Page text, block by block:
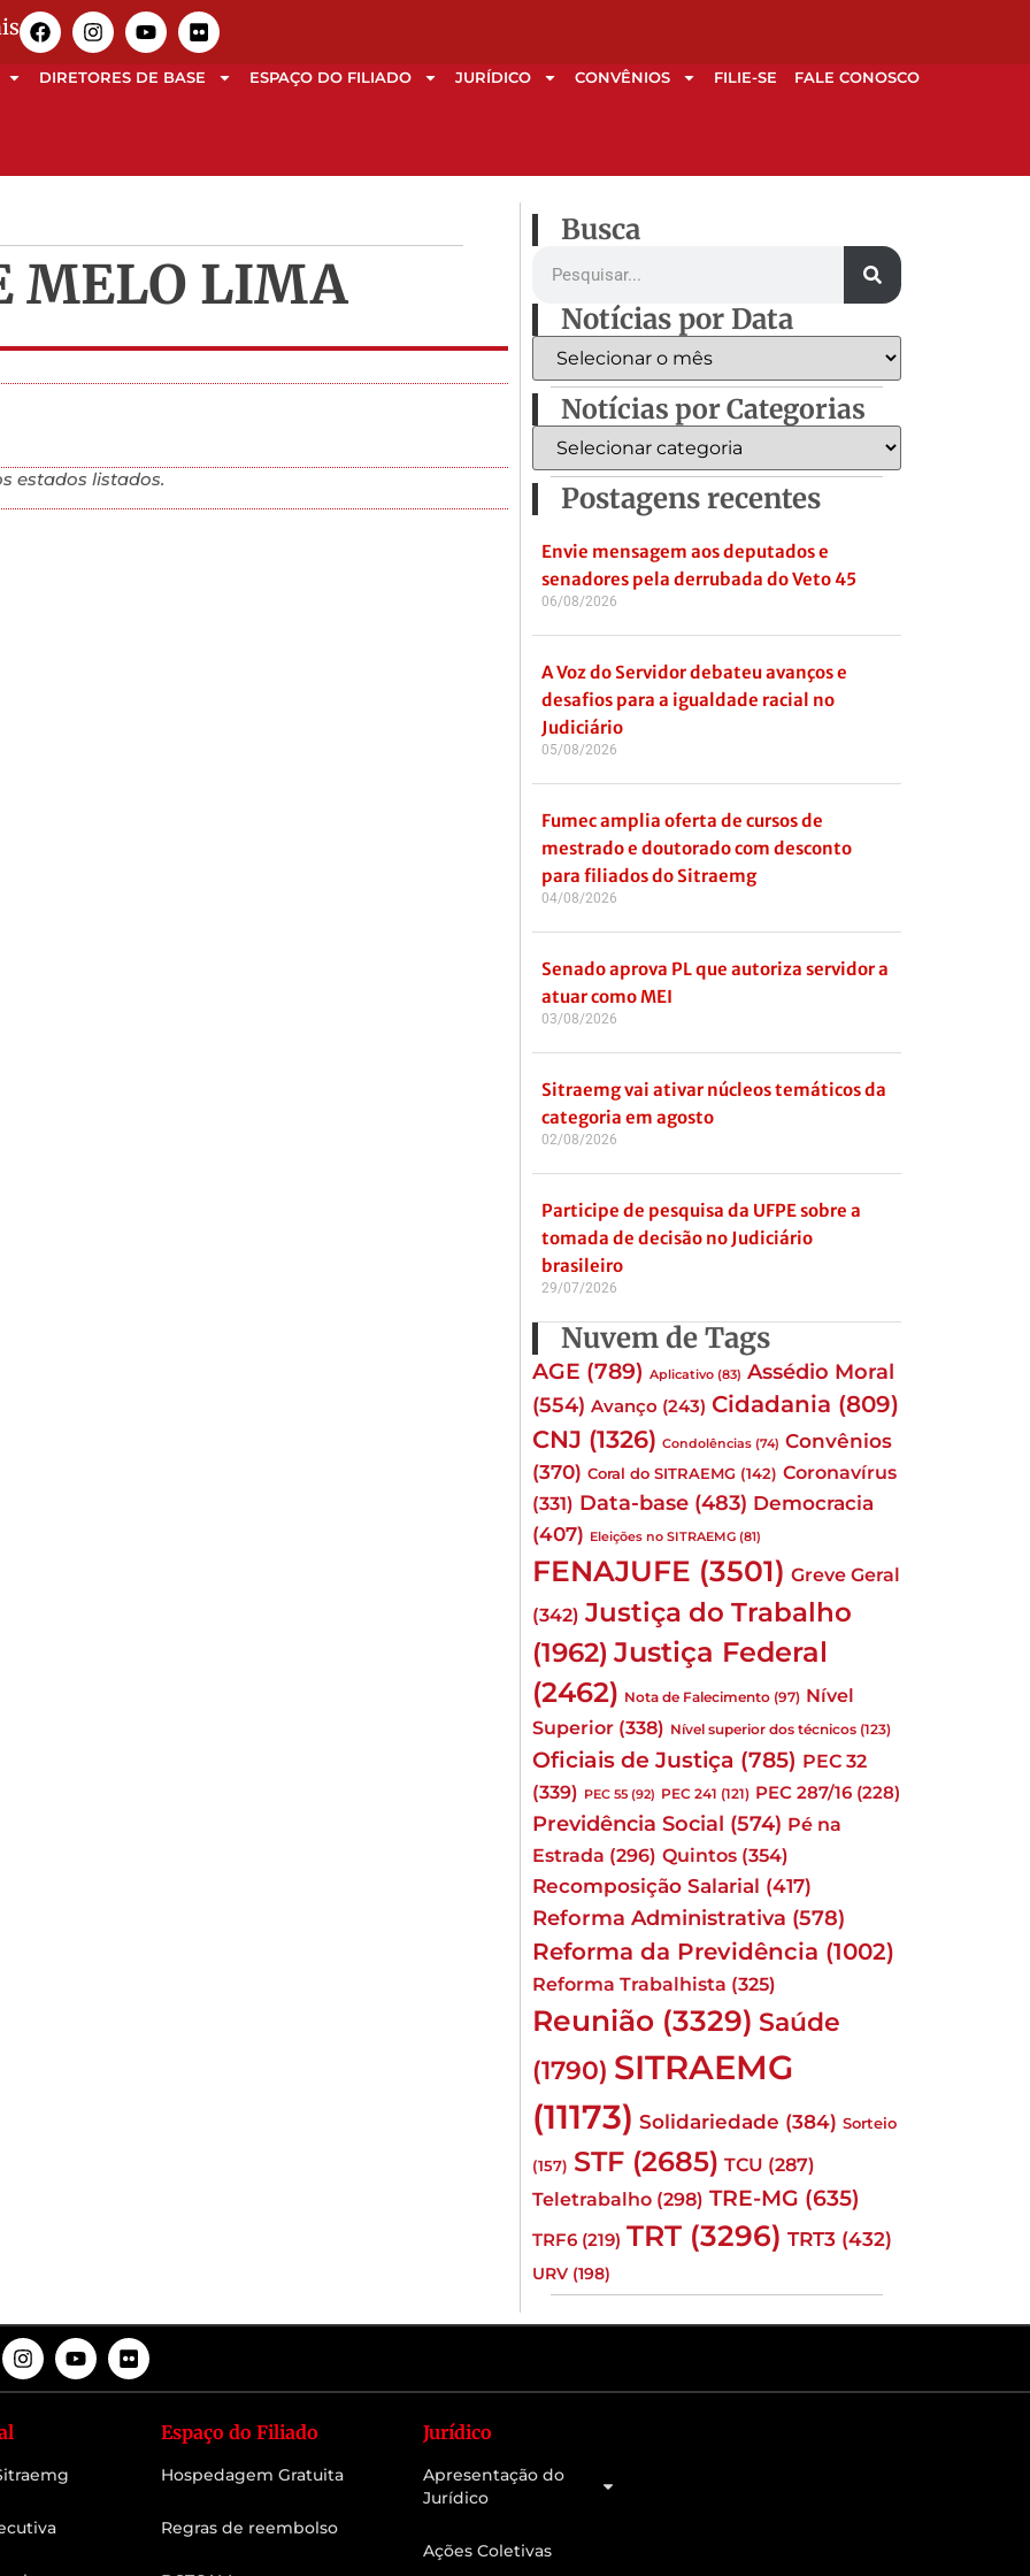
DIRETORES DE BASE ESPAÇO DO FILIADO JURÍDICO CONVÊNIOS FILIE-SE FALE CONOSCO
MELO LIMA
estados listados.
Busca
Notícias por Data
Notícias por Categorias
Postagens recentes
Envie mensagem aos deputados e
senadores pela derrubada do Veto 45
06/08/2026
A Voz do Servidor debateu avanços e
desafios para a igualdade racial no
Judiciário
05/08/2026
Fumec amplia oferta de cursos de
mestrado e doutorado com desconto
para filiados do Sitraemg
04/08/2026
Senado aprova PL que autoriza servidor a
atuar como MEI
03/08/2026
Sitraemg vai ativar núcleos temáticos da
categoria em agosto
02/08/2026
Participe de pesquisa da UFPE sobre a
tomada de decisão no Judiciário
brasileiro
29/07/2026
Nuvem de Tags
AGE (789) Aplicativo (83) Assédio Moral
(554) Avanço (243) Cidadania (809)
CNJ (1326) Condolências (74) Convênios
(370) Coral do SITRAEMG (142) Coronavírus
(331) Data-base (483) Democracia
(407) Eleições no SITRAEMG (81)
FENAJUFE (3501) Greve Geral
(342) Justiça do Trabalho
(1962) Justiça Federal
(2462) Nota de Falecimento (97) Nível
Superior (338) Nível superior dos técnicos (123)
Oficiais de Justiça (785) PEC 32
(339) PEC 55 (92) PEC 241 (121) PEC 287/16 (228)
Previdência Social (574) Pé na
Estrada (296) Quintos (354)
Recomposição Salarial (417)
Reforma Administrativa (578)
Reforma da Previdência (1002)
Reforma Trabalhista (325)
Reunião (3329) Saúde
(1790) SITRAEMG
(11173) Solidariedade (384) Sorteio
(157) STF (2685) TCU (287)
Teletrabalho (298) TRE-MG (635)
TRF6 (219) TRT (3296) TRT3 (432)
URV (198)
Espaço do Filiado
Hospedagem Gratuita
Regras de reembolso
Jurídico
Apresentação do
Jurídico
Ações Coletivas